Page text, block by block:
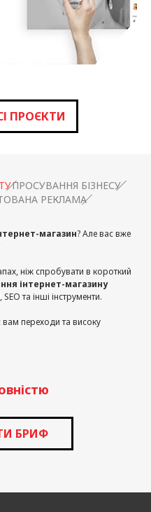
ПРОЄКТИ
ПРОСУВАННЯ БІЗНЕСУ
РЕКЛАМА
магазин? Але вас вже
ніж спробувати в короткий
інтернет-магазину
та інші інструменти.
вам переходи та високу
БРИФ